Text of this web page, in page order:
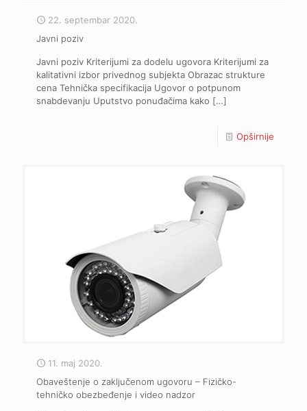
22. septembar 2020.
Javni poziv
Javni poziv Kriterijumi za dodelu ugovora Kriterijumi za
kalitativni izbor privednog subjekta Obrazac strukture
cena Tehnička specifikacija Ugovor o potpunom
snabdevanju Uputstvo ponuđačima kako […]
Opširnije
11. maj 2020.
Obaveštenje o zaključenom ugovoru – Fizičko-
tehničko obezbeđenje i video nadzor